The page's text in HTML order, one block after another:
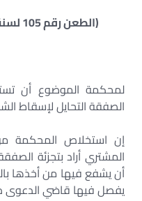
(الطعن رقم 105 لسنة14ق – جلسة 17/5/1945)
لمحكمة الموضوع أن
الصفقة التحايل لإسقاط
إن استخلاص المحكمة
المشتري أراد بتجزئة
أن يشفع فيها من أخذها
يفصل فيها قاضي الدعوى